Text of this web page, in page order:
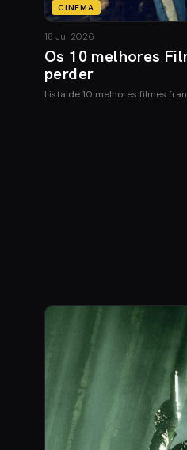
CINEMA
18 Jul 2026
Os 10 melhores
perder
Lista de 10 melhores filmes